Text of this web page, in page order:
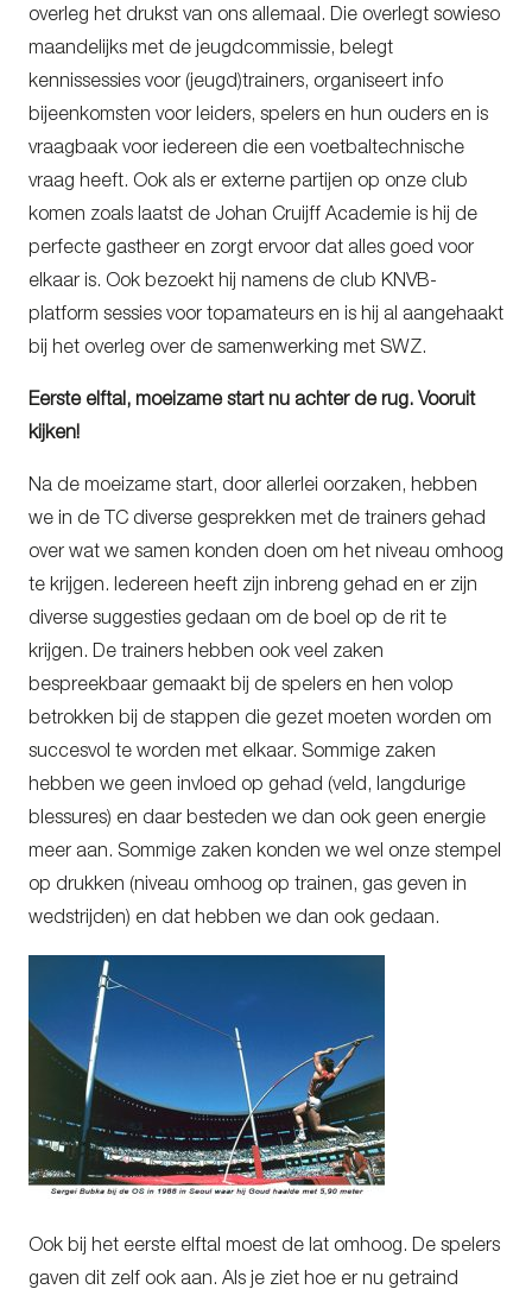
overleg het drukst van ons allemaal. Die overlegt sowieso
maandelijks met de jeugdcommissie, belegt
kennissessies voor (jeugd)trainers, organiseert info
bijeenkomsten voor leiders, spelers en hun ouders en is
vraagbaak voor iedereen die een voetbaltechnische
vraag heeft. Ook als er externe partijen op onze club
komen zoals laatst de Johan Cruijff Academie is hij de
perfecte gastheer en zorgt ervoor dat alles goed voor
elkaar is. Ook bezoekt hij namens de club KNVB-
platform sessies voor topamateurs en is hij al aangehaakt
bij het overleg over de samenwerking met SWZ.
Eerste elftal, moeizame start nu achter de rug. Vooruit
kijken!
Na de moeizame start, door allerlei oorzaken, hebben
we in de TC diverse gesprekken met de trainers gehad
over wat we samen konden doen om het niveau omhoog
te krijgen. Iedereen heeft zijn inbreng gehad en er zijn
diverse suggesties gedaan om de boel op de rit te
krijgen. De trainers hebben ook veel zaken
bespreekbaar gemaakt bij de spelers en hen volop
betrokken bij de stappen die gezet moeten worden om
succesvol te worden met elkaar. Sommige zaken
hebben we geen invloed op gehad (veld, langdurige
blessures) en daar besteden we dan ook geen energie
meer aan. Sommige zaken konden we wel onze stempel
op drukken (niveau omhoog op trainen, gas geven in
wedstrijden) en dat hebben we dan ook gedaan.
Ook bij het eerste elftal moest de lat omhoog. De spelers
gaven dit zelf ook aan. Als je ziet hoe er nu getraind